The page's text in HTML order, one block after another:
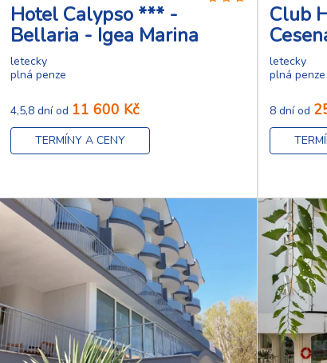
Hotel Calypso *** -
Bellaria - Igea Marina
letecky
plná penze
4,5,8 dní od 11 600 Kč
TERMÍNY A CENY
Club
letecky
plná penze
8 dní od